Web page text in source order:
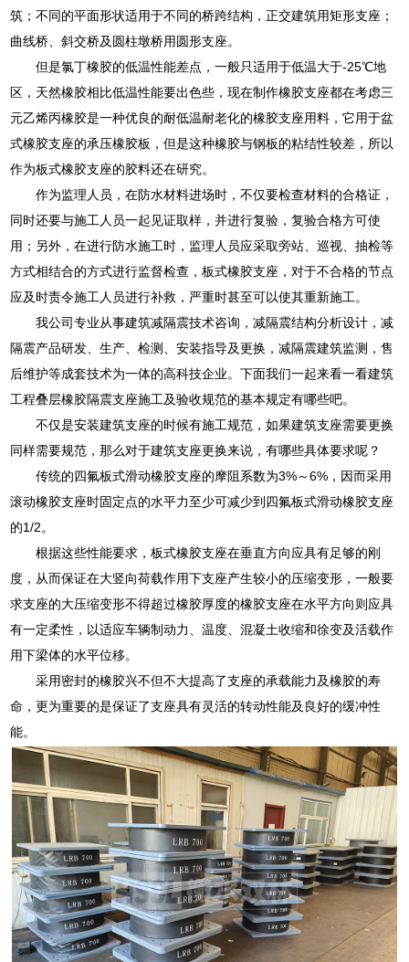
筑；不同的平面形状适用于不同的桥跨结构，正交建筑用矩形支座；
曲线桥、斜交桥及圆柱墩桥用圆形支座。
但是氯丁橡胶的低温性能差点，一般只适用于低温大于-25℃地
区，天然橡胶相比低温性能要出色些，现在制作橡胶支座都在考虑三
元乙烯丙橡胶是一种优良的耐低温耐老化的橡胶支座用料，它用于盆
式橡胶支座的承压橡胶板，但是这种橡胶与钢板的粘结性较差，所以
作为板式橡胶支座的胶料还在研究。
作为监理人员，在防水材料进场时，不仅要检查材料的合格证，
同时还要与施工人员一起见证取样，并进行复验，复验合格方可使
用；另外，在进行防水施工时，监理人员应采取旁站、巡视、抽检等
方式相结合的方式进行监督检查，板式橡胶支座，对于不合格的节点
应及时责令施工人员进行补救，严重时甚至可以使其重新施工。
我公司专业从事建筑减隔震技术咨询，减隔震结构分析设计，减
隔震产品研发、生产、检测、安装指导及更换，减隔震建筑监测，售
后维护等成套技术为一体的高科技企业。下面我们一起来看一看建筑
工程叠层橡胶隔震支座施工及验收规范的基本规定有哪些吧。
不仅是安装建筑支座的时候有施工规范，如果建筑支座需要更换
同样需要规范，那么对于建筑支座更换来说，有哪些具体要求呢？
传统的四氟板式滑动橡胶支座的摩阻系数为3%～6%，因而采用
滚动橡胶支座时固定点的水平力至少可减少到四氟板式滑动橡胶支座
的1/2。
根据这些性能要求，板式橡胶支座在垂直方向应具有足够的刚
度，从而保证在大竖向荷载作用下支座产生较小的压缩变形，一般要
求支座的大压缩变形不得超过橡胶厚度的橡胶支座在水平方向则应具
有一定柔性，以适应车辆制动力、温度、混凝土收缩和徐变及活载作
用下梁体的水平位移。
采用密封的橡胶兴不但不大提高了支座的承载能力及橡胶的寿
命，更为重要的是保证了支座具有灵活的转动性能及良好的缓冲性
能。